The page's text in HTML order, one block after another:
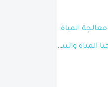
المياة
والبيئة